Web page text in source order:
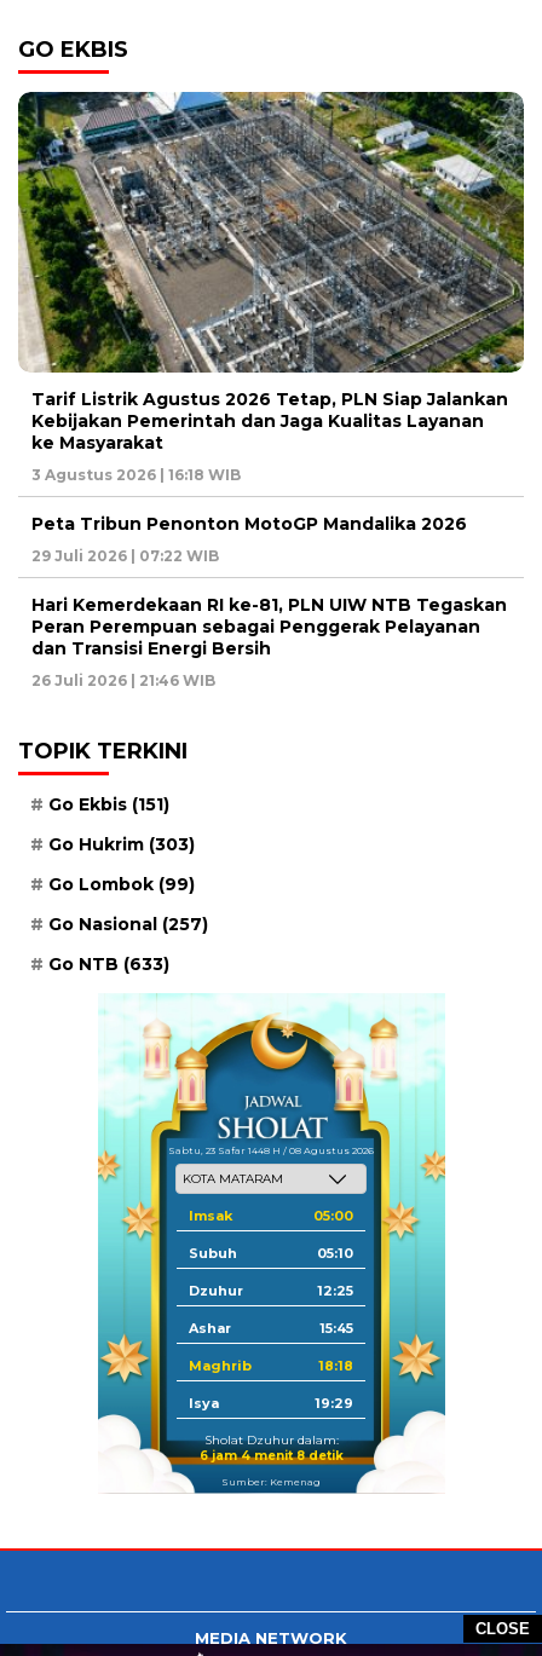
CLOSE
GO EKBIS
Tarif Listrik Agustus 2026 Tetap, PLN Siap Jalankan
Kebijakan Pemerintah dan Jaga Kualitas Layanan
ke Masyarakat
3 Agustus 2026 | 16:18 WIB
Peta Tribun Penonton MotoGP Mandalika 2026
29 Juli 2026 | 07:22 WIB
Hari Kemerdekaan RI ke-81, PLN UIW NTB Tegaskan
Peran Perempuan sebagai Penggerak Pelayanan
dan Transisi Energi Bersih
26 Juli 2026 | 21:46 WIB
TOPIK TERKINI
Go Ekbis (151)
Go Hukrim (303)
Go Lombok (99)
Go Nasional (257)
Go NTB (633)
Sabtu, 23 Safar 1448 H / 08 Agustus 2026
Imsak 05:00
Subuh 05:10
Dzuhur 12:25
Ashar 15:45
Maghrib 18:18
Isya 19:29
Sholat Dzuhur dalam:
6 jam 4 menit 8 detik
Sumber: Kemenag
MEDIA NETWORK